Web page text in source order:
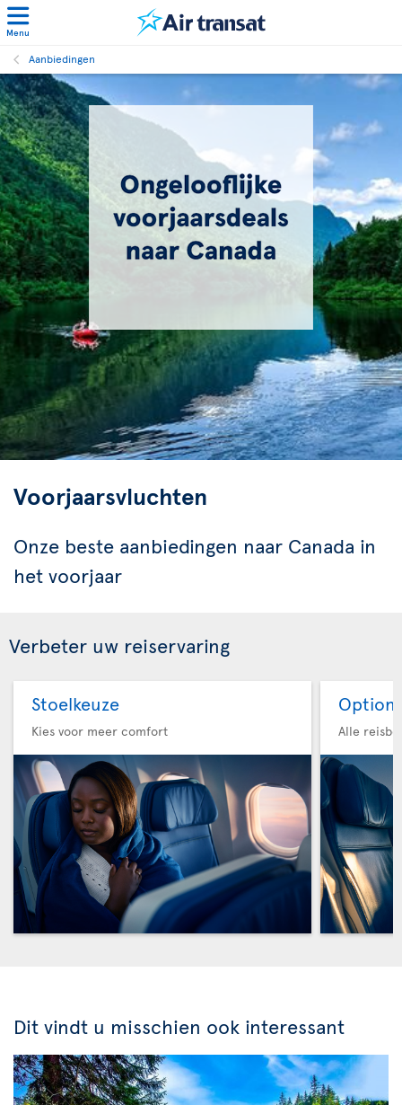
Menu
Aanbiedingen
Voorjaarsvluchten
Onze beste aanbiedingen naar Canada in
het voorjaar
Verbeter uw reiservaring
Stoelkeuze
Kies voor meer comfort
Option
Alle
Dit vindt u misschien ook interessant